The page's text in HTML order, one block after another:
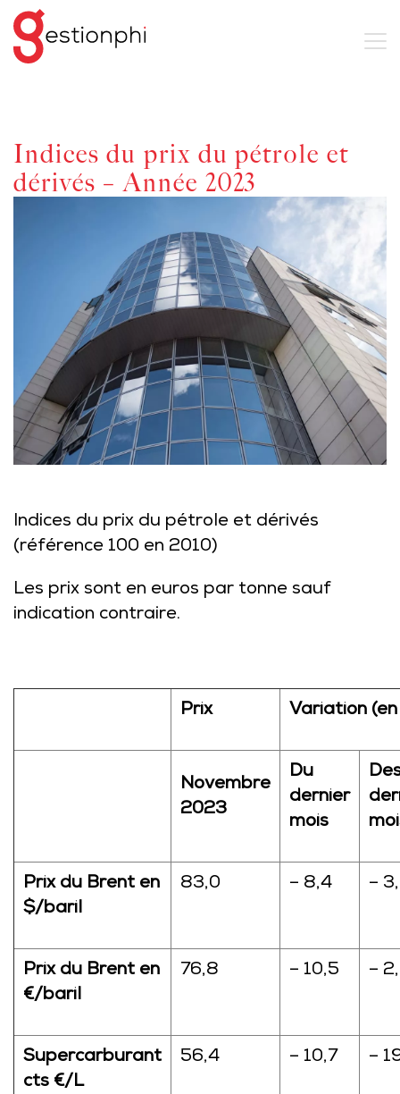
Indices du prix du pétrole et
dérivés – Année 2023
Indices du prix du pétrole et dérivés
(référence 100 en 2010)
Les prix sont en euros par tonne sauf
indication contraire.
Prix Variation (en
Novembre
2023
Du
dernier
mois
Prix du Brent en
$/baril
83,0 – 8,4 –
Prix du Brent en
€/baril
76,8 – 10,5 –
Supercarburant
cts €/L
56,4 – 10,7 –